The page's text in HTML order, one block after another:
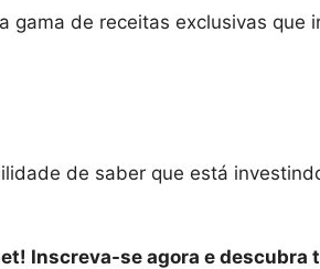
de receitas exclusivas que
de saber que está
Inscreva-se agora e descubra